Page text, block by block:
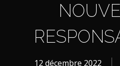
12 décembre 2022